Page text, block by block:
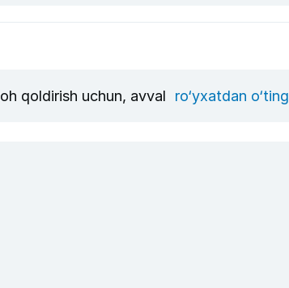
qoldirish uchun, avval ro‘yxatdan o‘ting